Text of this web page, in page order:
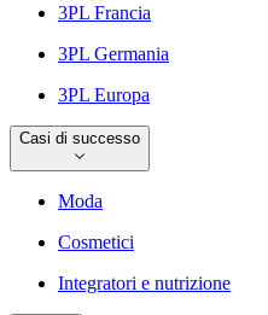
3PL Francia
3PL Germania
3PL Europa
Casi di successo
Moda
Cosmetici
Integratori e nutrizione